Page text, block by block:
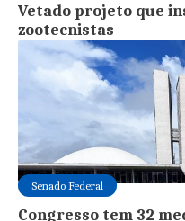
Vetado projeto que
zootecnistas
Senado Federal
Congresso tem 32